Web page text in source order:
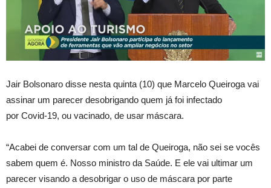
Jair Bolsonaro disse nesta quinta (10) que Marcelo Queiroga vai
assinar um parecer desobrigando quem já foi infectado
por Covid-19, ou vacinado, de usar máscara.
“Acabei de conversar com um tal de Queiroga, não sei se vocês
sabem quem é. Nosso ministro da Saúde. E ele vai ultimar um
parecer visando a desobrigar o uso de máscara por parte